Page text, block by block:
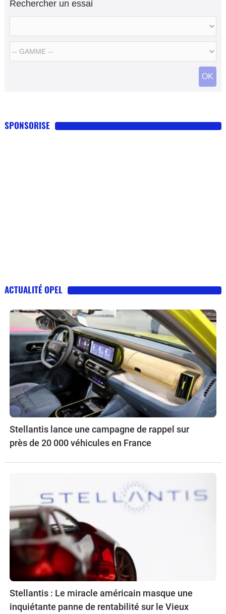
Rechercher un essai
OK
SPONSORISE
ACTUALITÉ OPEL
Stellantis lance une campagne de rappel sur
près de 20 000 véhicules en France
Stellantis : Le miracle américain masque une
inquiétante panne de rentabilité sur le Vieux